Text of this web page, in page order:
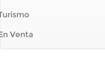
Venta